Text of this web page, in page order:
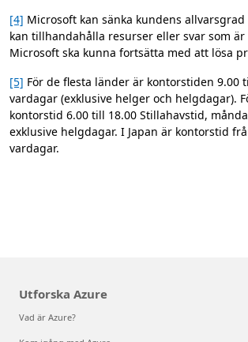
[4] Microsoft kan sänka kundens
kan tillhandahålla resurser eller svar som
Microsoft ska kunna fortsätta med att lösa
[5] För de flesta länder är kontorstiden 9.00
vardagar (exklusive helger och helgdagar).
kontorstid 6.00 till 18.00 Stillahavstid,
exklusive helgdagar. I Japan är kontorstid
vardagar.
Utforska Azure
Vad är Azure?